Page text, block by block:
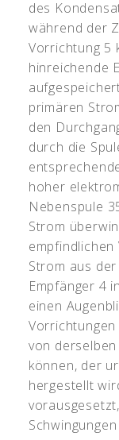
des
während der
Vorrichtung 5
hinreichende
primären
den
durch die
hoher
Nebenspule
Strom
Strom aus
Empfänger 4
einen
von
können, der
hergestellt